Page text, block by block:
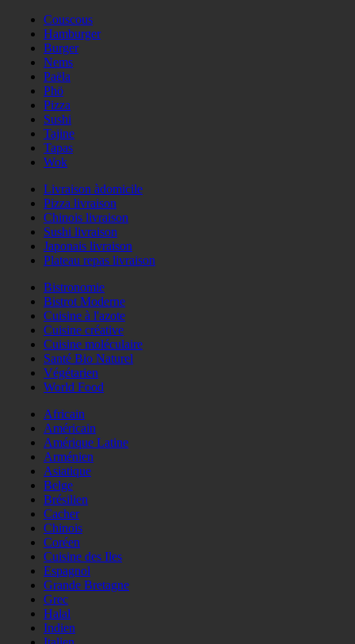
Couscous
Hamburger
Burger
Nems
Paëla
Phö
Pizza
Sushi
Tajine
Tapas
Wok
Livraison àdomicile
Pizza livraison
Chinois livraison
Sushi livraison
Japonais livraison
Plateau repas livraison
Bistronomie
Bistrot Moderne
Cuisine à l'azote
Cuisine créative
Cuisine moléculaire
Santé Bio Naturel
Végétarien
World Food
Africain
Américain
Amérique Latine
Arménien
Asiatique
Belge
Brésilien
Cacher
Chinois
Coréen
Cuisine des Iles
Espagnol
Grande Bretagne
Grec
Halal
Indien